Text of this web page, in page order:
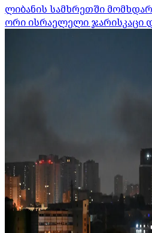
ლიბანის სამხრეთში
ორი ისრაელელი ჯარისკაცი